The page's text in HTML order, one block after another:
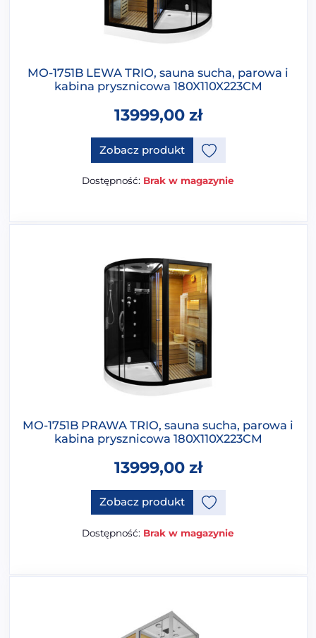
MO-1751B LEWA TRIO, sauna sucha, parowa i
kabina prysznicowa 180X110X223CM
13999,00 zł
Zobacz produkt
Dostępność: Brak w magazynie
MO-1751B PRAWA TRIO, sauna sucha, parowa i
kabina prysznicowa 180X110X223CM
13999,00 zł
Zobacz produkt
Dostępność: Brak w magazynie